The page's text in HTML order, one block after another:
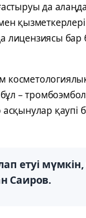
да
бар
–
қаупі
етуі мүмкін,
Саиров.